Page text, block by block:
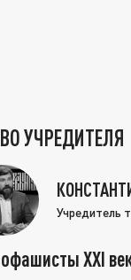
УЧРЕДИТЕЛЯ
Учредитель
XXI